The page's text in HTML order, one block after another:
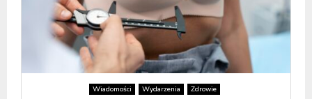
Wiadomości Wydarzenia Zdrowie